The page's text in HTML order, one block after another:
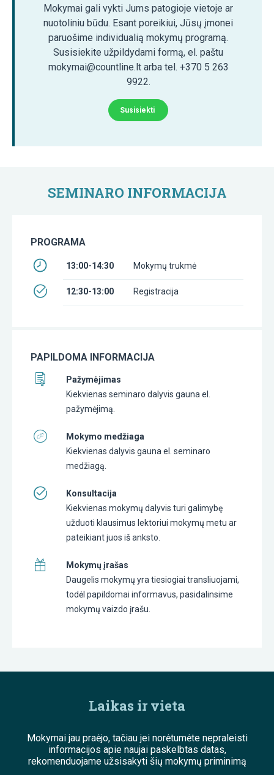
Mokymai gali vykti Jums patogioje vietoje ar
nuotoliniu būdu. Esant poreikiui, Jūsų įmonei
paruošime individualią mokymų programą.
Susisiekite užpildydami formą, el. paštu
mokymai@countline.lt arba tel. +370 5 263
9922.
Susisiekti
SEMINARO INFORMACIJA
PROGRAMA
13:00-14:30 Mokymų trukmė
12:30-13:00 Registracija
PAPILDOMA INFORMACIJA
Pažymėjimas
Kiekvienas seminaro dalyvis gauna el.
pažymėjimą.
Mokymo medžiaga
Kiekvienas dalyvis gauna el. seminaro
medžiagą.
Konsultacija
Kiekvienas mokymų dalyvis turi galimybę
užduoti klausimus lektoriui mokymų metu ar
pateikiant juos iš anksto.
Mokymų įrašas
Daugelis mokymų yra tiesiogiai transliuojami,
todėl papildomai informavus, pasidalinsime
mokymų vaizdo įrašu.
Laikas ir vieta
Mokymai jau praėjo, tačiau jei norėtumėte nepraleisti
informacijos apie naujai paskelbtas datas,
rekomenduojame užsisakyti šių mokymų priminimą